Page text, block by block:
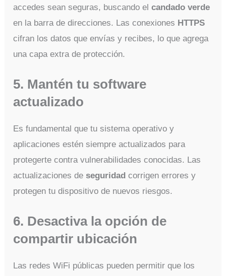
accedes sean seguras, buscando elcandado verde
en la barra de direcciones. Las conexiones HTTPS
cifran los datos que envías y recibes, lo que agrega
una capa extra de protección.
5. Mantén tu software
actualizado
Es fundamental que tu sistema operativo y
aplicaciones estén siempre actualizados para
protegerte contra vulnerabilidades conocidas. Las
actualizaciones de seguridad corrigen errores y
protegen tu dispositivo de nuevos riesgos.
6. Desactiva la opción de
compartir ubicación
Las redes WiFi públicas pueden permitir que los